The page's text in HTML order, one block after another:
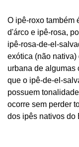
O ipê-roxo também
d'árco e ipê-rosa,
ipê-rosa-de-el-
exótica (não
urbana de algumas
que o ipê-de-el-
possuem
ocorre sem perder
dos ipês nativos do